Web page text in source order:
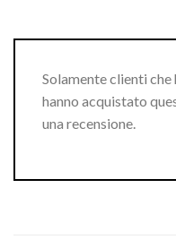
Solamente clienti
hanno acquistato
una recensione.